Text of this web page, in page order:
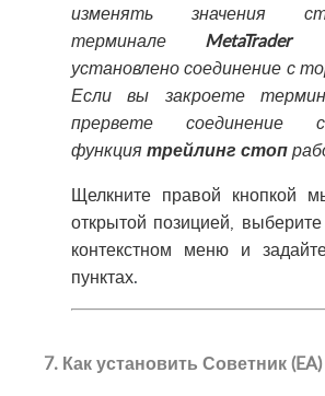
изменять значения
терминале MetaTrader
установлено соединение с
Если вы закроете
прервете соединение
функциятрейлинг стоп
Щелкните правой кнопкой
открытой позицией, выберите
контекстном меню и
пунктах.
7. Как установить Советник (EA)